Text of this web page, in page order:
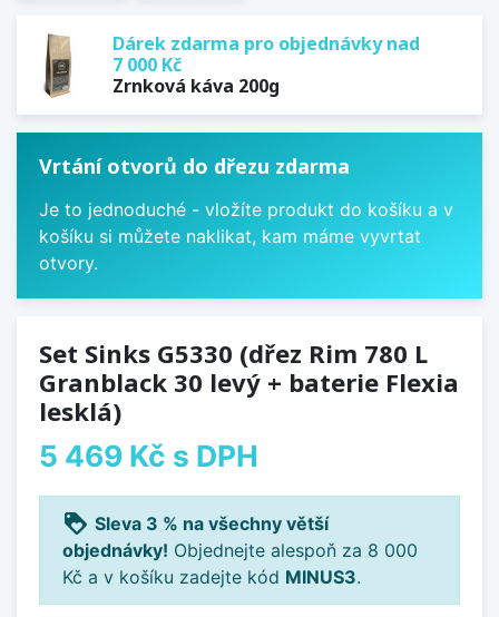
Dárek zdarma pro objednávky nad
7 000 Kč
Zrnková káva 200g
Vrtání otvorů do dřezu zdarma
Je to jednoduché - vložíte produkt do košíku a v
košíku si můžete naklikat, kam máme vyvrtat
otvory.
Set Sinks G5330 (dřez Rim 780 L
Granblack 30 levý + baterie Flexia
lesklá)
5 469 Kč s DPH
loyalty Sleva 3 % na všechny větší
objednávky! Objednejte alespoň za 8 000
Kč a v košíku zadejte kód MINUS3.